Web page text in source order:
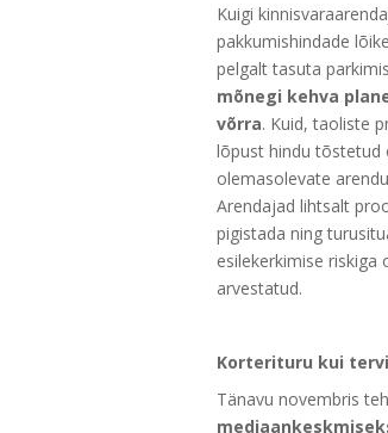
Kuigi
pakkumishindade
pelgalt tasuta
mõnegi kehva
võrra. Kuid, taoliste
lõpust hindu tõstetud
olemasolevate
Arendajad lihtsalt
pigistada ning
esilekerkimise
arvestatud.
Korterituru kui
Tänavu novembris